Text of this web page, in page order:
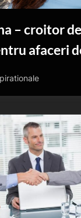
– croitor
afaceri